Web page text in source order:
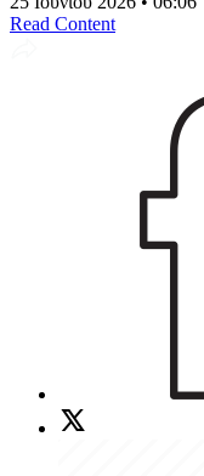
Read Content